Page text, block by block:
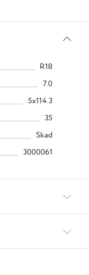
R18
7.0
5x114.3
35
Skad
3000061